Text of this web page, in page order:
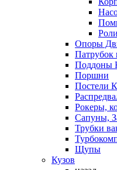
Опоры
Патрубок
Поддоны
Поршни
Постели
Рокеры,
Сапуны,
Трубки
Щупы
Кузов